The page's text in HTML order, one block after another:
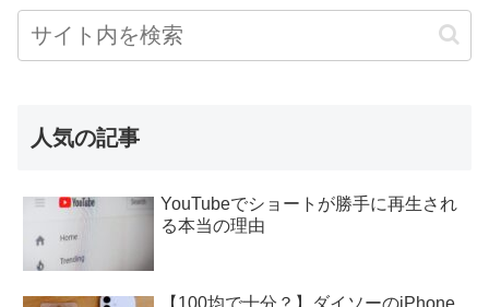
人気の記事
YouTubeでショートが勝手に再生され
る本当の理由